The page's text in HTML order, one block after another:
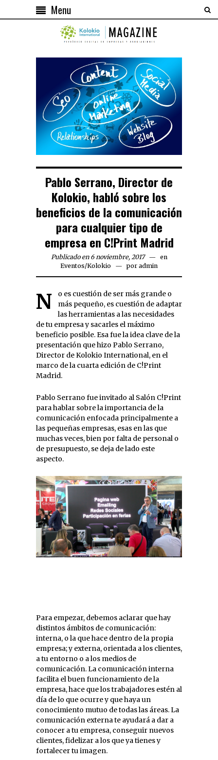
Menu
Pablo Serrano, Director de
Kolokio, habló sobre los
beneficios de la comunicación
para cualquier tipo de
empresa en C!Print Madrid
Publicado en 6 noviembre, 2017
en
Eventos/Kolokio por admin
No es cuestión de ser más grande o
más pequeño, es cuestión de adaptar
las herramientas a las necesidades
de tu empresa y sacarles el máximo
beneficio posible. Esa fue la idea clave de la
presentación que hizo Pablo Serrano,
Director de Kolokio International, en el
marco de la cuarta edición de C!Print
Madrid.
Pablo Serrano fue invitado al Salón C!Print
para hablar sobre la importancia de la
comunicación enfocada principalmente a
las pequeñas empresas, esas en las que
muchas veces, bien por falta de personal o
de presupuesto, se deja de lado este
aspecto.
Para empezar, debemos aclarar que hay
distintos ámbitos de comunicación:
interna, o la que hace dentro de la propia
empresa; y externa, orientada a los clientes,
a tu entorno o a los medios de
comunicación. La comunicación interna
facilita el buen funcionamiento de la
empresa, hace que los trabajadores estén al
día de lo que ocurre y que haya un
conocimiento mutuo de todas las áreas. La
comunicación externa te ayudará a dar a
conocer a tu empresa, conseguir nuevos
clientes, fidelizar a los que ya tienes y
fortalecer tu imagen.